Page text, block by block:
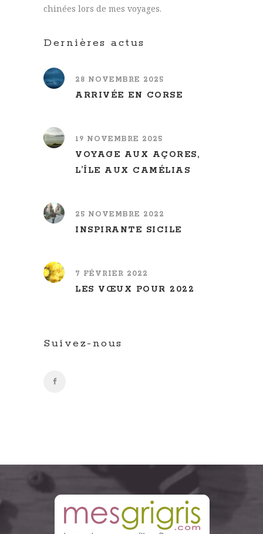
chinées lors de mes voyages.
Dernières actus
28 NOVEMBRE 2025
ARRIVÉE EN CORSE
19 NOVEMBRE 2025
VOYAGE AUX AÇORES,
L’ÎLE AUX CAMÉLIAS
25 NOVEMBRE 2022
INSPIRANTE SICILE
7 FÉVRIER 2022
LES VŒUX POUR 2022
Suivez-nous